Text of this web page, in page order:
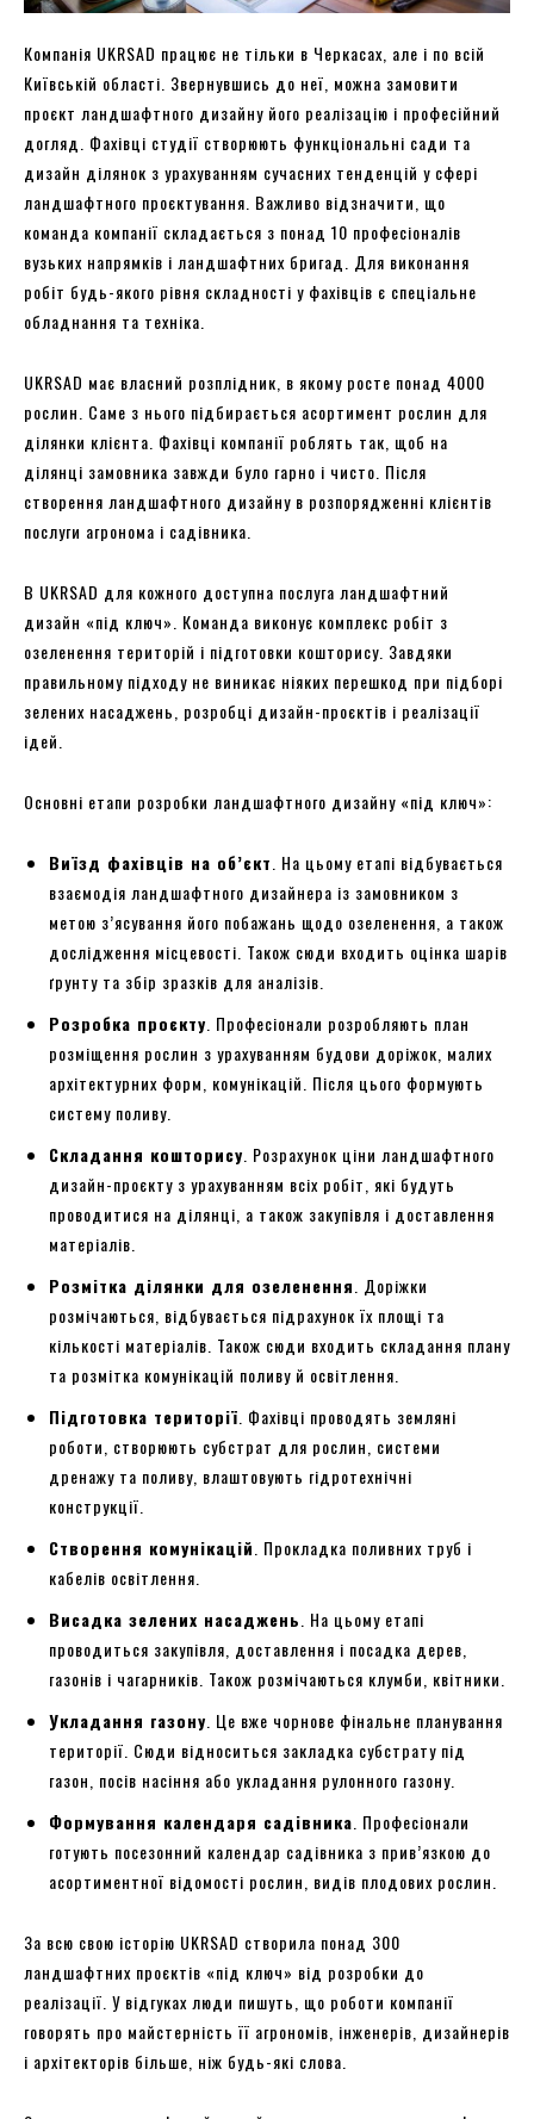
Компанія UKRSAD працює не тільки в Черкасах, але і по всій
Київській області. Звернувшись до неї, можна замовити
проєкт ландшафтного дизайну його реалізацію і професійний
догляд. Фахівці студії створюють функціональні сади та
дизайн ділянок з урахуванням сучасних тенденцій у сфері
ландшафтного проєктування. Важливо відзначити, що
команда компанії складається з понад 10 професіоналів
вузьких напрямків і ландшафтних бригад. Для виконання
робіт будь-якого рівня складності у фахівців є спеціальне
обладнання та техніка.
UKRSAD має власний розплідник, в якому росте понад 4000
рослин. Саме з нього підбирається асортимент рослин для
ділянки клієнта. Фахівці компанії роблять так, щоб на
ділянці замовника завжди було гарно і чисто. Після
створення ландшафтного дизайну в розпорядженні клієнтів
послуги агронома і садівника.
В UKRSAD для кожного доступна послуга ландшафтний
дизайн «під ключ». Команда виконує комплекс робіт з
озеленення територій і підготовки кошторису. Завдяки
правильному підходу не виникає ніяких перешкод при підборі
зелених насаджень, розробці дизайн-проєктів і реалізації
ідей.
Основні етапи розробки ландшафтного дизайну «під ключ»:
Виїзд фахівців на об’єкт. На цьому етапі відбувається
взаємодія ландшафтного дизайнера із замовником з
метою з’ясування його побажань щодо озеленення, а також
дослідження місцевості. Також сюди входить оцінка шарів
ґрунту та збір зразків для аналізів.
Розробка проєкту. Професіонали розробляють план
розміщення рослин з урахуванням будови доріжок, малих
архітектурних форм, комунікацій. Після цього формують
систему поливу.
Складання кошторису. Розрахунок ціни ландшафтного
дизайн-проєкту з урахуванням всіх робіт, які будуть
проводитися на ділянці, а також закупівля і доставлення
матеріалів.
Розмітка ділянки для озеленення. Доріжки
розмічаються, відбувається підрахунок їх площі та
кількості матеріалів. Також сюди входить складання плану
та розмітка комунікацій поливу й освітлення.
Підготовка території. Фахівці проводять земляні
роботи, створюють субстрат для рослин, системи
дренажу та поливу, влаштовують гідротехнічні
конструкції.
Створення комунікацій. Прокладка поливних труб і
кабелів освітлення.
Висадка зелених насаджень. На цьому етапі
проводиться закупівля, доставлення і посадка дерев,
газонів і чагарників. Також розмічаються клумби, квітники.
Укладання газону. Це вже чорнове фінальне планування
території. Сюди відноситься закладка субстрату під
газон, посів насіння або укладання рулонного газону.
Формування календаря садівника. Професіонали
готують посезонний календар садівника з прив’язкою до
асортиментної відомості рослин, видів плодових рослин.
За всю свою історію UKRSAD створила понад 300
ландшафтних проєктів «під ключ» від розробки до
реалізації. У відгуках люди пишуть, що роботи компанії
говорять про майстерність її агрономів, інженерів, дизайнерів
і архітекторів більше, ніж будь-які слова.